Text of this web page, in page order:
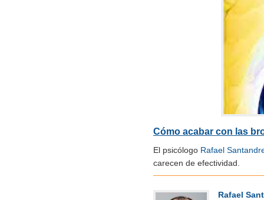
Cómo acabar con las
El psicólogo Rafael
carecen de efectividad.
Rafael